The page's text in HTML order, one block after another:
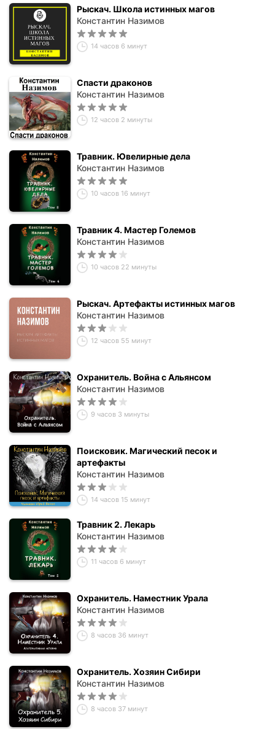
Рыскач. Школа истинных магов
Константин Назимов
14 часов 6 минут
Спасти драконов
Константин Назимов
12 часов 2 минуты
Травник. Ювелирные дела
Константин Назимов
10 часов 16 минут
Травник 4. Мастер Големов
Константин Назимов
10 часов 22 минуты
Рыскач. Артефакты истинных магов
Константин Назимов
12 часов 55 минут
Охранитель. Война с Альянсом
Константин Назимов
9 часов 3 минуты
Поисковик. Магический песок и
артефакты
Константин Назимов
14 часов 15 минут
Травник 2. Лекарь
Константин Назимов
11 часов 6 минут
Охранитель. Наместник Урала
Константин Назимов
8 часов 36 минут
Охранитель. Хозяин Сибири
Константин Назимов
8 часов 37 минут